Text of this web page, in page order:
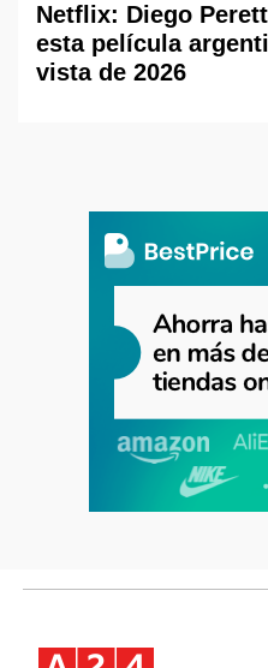
Netflix: Diego
esta película
vista de 2026